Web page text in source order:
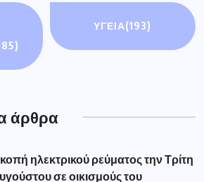
ΥΓΕΙΑ(193)
άρθρα
ηλεκτρικού ρεύματος την Τρίτη
σε οικισμούς του